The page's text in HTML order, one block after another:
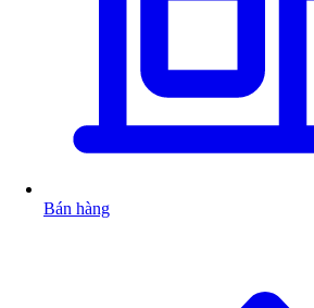
Bán hàng